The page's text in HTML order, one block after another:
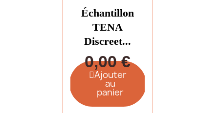
Échantillon
TENA
Discreet...
0,00 €
Ajouter
au
panier